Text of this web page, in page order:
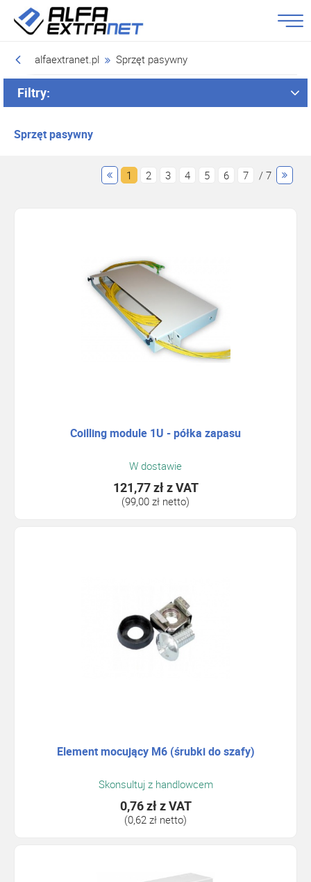
alfaextranet.pl Sprzęt pasywny
Filtry:
Sprzęt pasywny
1 2 3 4 5 6 7 / 7
Coilling module 1U - półka zapasu
W dostawie
121,77 złz VAT
(99,00 zł netto)
Element mocujący M6 (śrubki do szafy)
Skonsultuj z handlowcem
0,76 złz VAT
(0,62 zł netto)